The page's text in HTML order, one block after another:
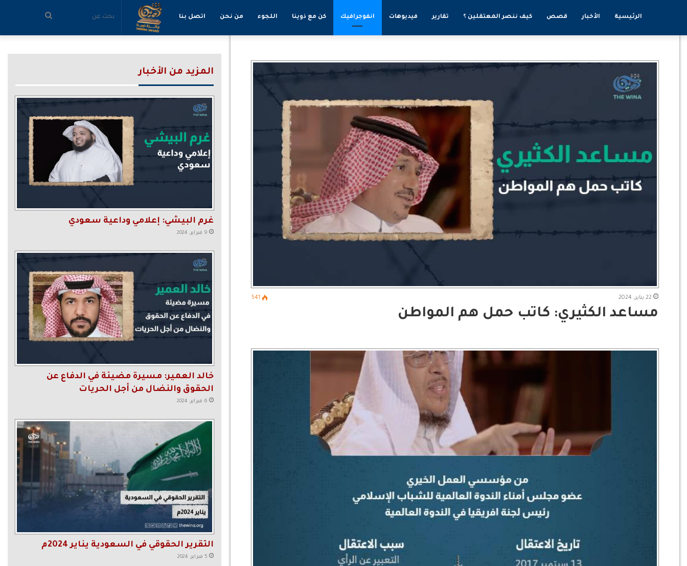
الرئيسية الأخبار قصص كيف ننصر المعتقلين ؟ تقارير فيديوهات انفوجرافيك كن مع ذوينا اللجوء من نحن اتصل بنا بحث
عن
22 يناير، 2024 541
مساعد الكثيري: كاتب حمل هم المواطن
المزيد من الأخبار
غرم البيشي: إعلامي وداعية سعودي
9 فبراير، 2024
خالد العمير: مسيرة مضيئة في الدفاع عن
الحقوق والنضال من أجل الحريات
6 فبراير، 2024
التقرير الحقوقي في السعودية يناير 2024م
5 فبراير، 2024